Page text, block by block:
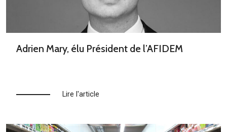
Adrien Mary, élu Président de l’AFIDEM
Lire l'article